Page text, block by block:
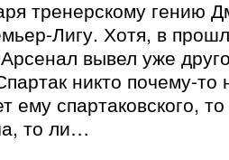
тренерскому гению
Лигу. Хотя, в
вывел уже
никто почему-
ему спартаковского,
то ли…